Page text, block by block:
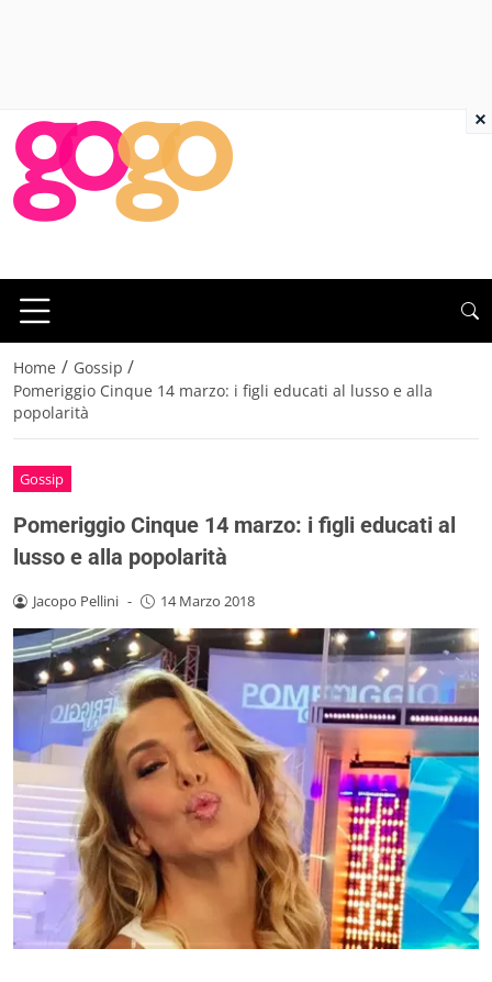
Home / Gossip /
Pomeriggio Cinque 14 marzo: i figli educati al lusso e alla
popolarità
Gossip
Pomeriggio Cinque 14 marzo: i figli educati al
lusso e alla popolarità
Jacopo Pellini - 14 Marzo 2018
×